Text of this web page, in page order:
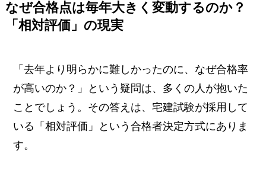
なぜ合格点は毎年大きく変動するのか？
「相対評価」の現実
「去年より明らかに難しかったのに、なぜ合格率
が高いのか？」という疑問は、多くの人が抱いた
ことでしょう。その答えは、宅建試験が採用して
いる「相対評価」という合格者決定方式にありま
す。